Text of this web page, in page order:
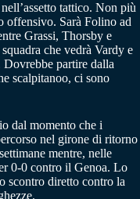
tattico. Non più
offensivo. Sarà Folino ad
Grassi, Thorsby e
che vedrà Vardy e
partire dalla
scalpitanoo, ci sono
dal momento che i
nel girone di ritorno
mentre, nelle
0-0 contro il Genoa. Lo
scontro diretto contro la